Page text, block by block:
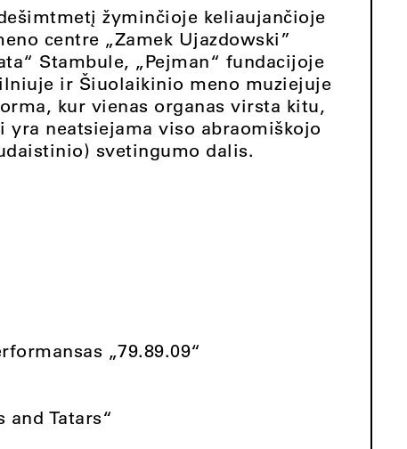
žyminčioje keliaujančioje
centre „Zamek Ujazdowski”
Stambule, „Pejman“ fundacijoje
ir Šiuolaikinio meno muziejuje
kur vienas organas virsta kitu,
yra neatsiejama viso abraomiškojo
svetingumo dalis.
„79.89.09“
and Tatars“